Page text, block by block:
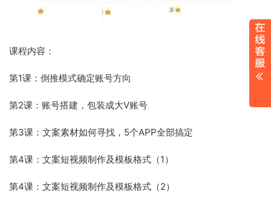
课程内容：
第1课：倒推模式确定账号方向
第2课：账号搭建，包装成大V账号
第3课：文案素材如何寻找，5个APP全部搞定
第4课：文案短视频制作及模板格式（1）
第4课：文案短视频制作及模板格式（2）